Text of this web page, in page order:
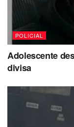
POLICIAL
Adolescente
divisa